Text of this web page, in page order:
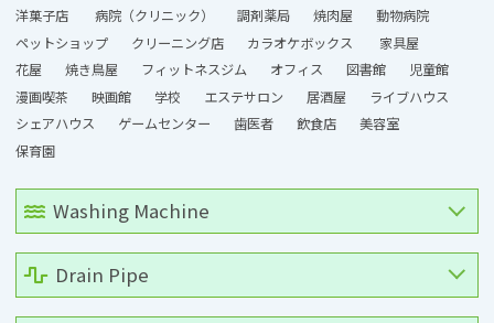
洋菓子店
病院（クリニック） 調剤薬局 焼肉屋
動物病院
ペットショップ
クリーニング店 カラオケボックス
家具屋
花屋
焼き鳥屋 フィットネスジム オフィス 図書館
児童館
漫画喫茶
映画館 学校 エステサロン 居酒屋
ライブハウス
シェアハウス
ゲームセンター 歯医者 飲食店
美容室
保育園
Washing Machine
Drain Pipe